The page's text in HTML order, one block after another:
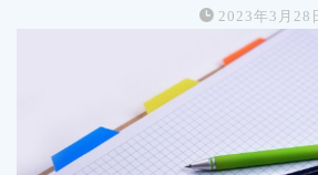
2023年3月28